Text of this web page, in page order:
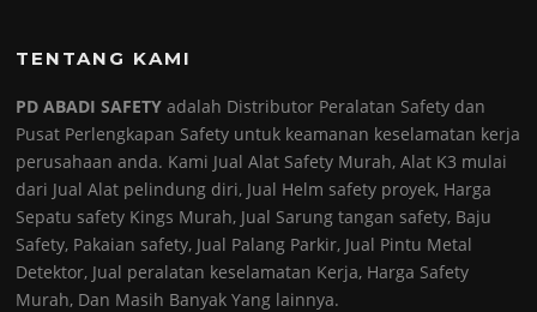
TENTANG KAMI
PD ABADI SAFETY adalah Distributor Peralatan Safety dan
Pusat Perlengkapan Safety untuk keamanan keselamatan kerja
perusahaan anda. Kami Jual Alat Safety Murah, Alat K3 mulai
dari Jual Alat pelindung diri, Jual Helm safety proyek, Harga
Sepatu safety Kings Murah, Jual Sarung tangan safety, Baju
Safety, Pakaian safety, Jual Palang Parkir, Jual Pintu Metal
Detektor, Jual peralatan keselamatan Kerja, Harga Safety
Murah, Dan Masih Banyak Yang lainnya.